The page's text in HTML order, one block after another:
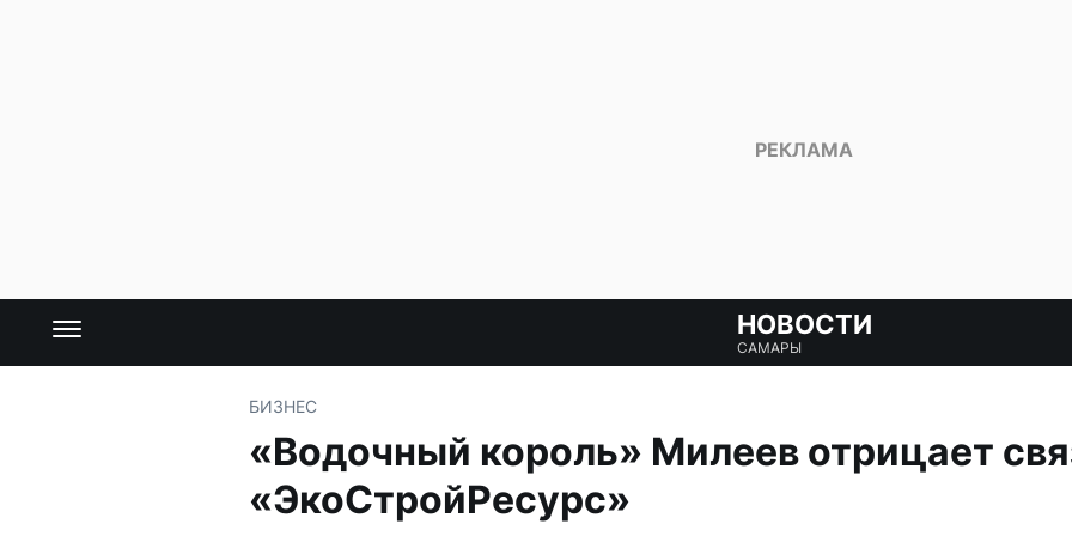
НОВОСТИ
САМАРЫ
БИЗНЕС
«Водочный король» Милеев отрицает
«ЭкоСтройРесурс»